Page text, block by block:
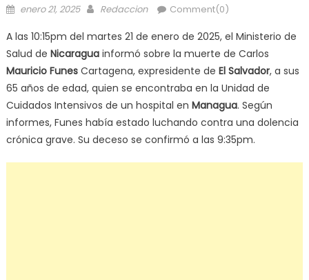
Posted
enero 21, 2025 Author
Redaccion Comment(0)
A las 10:15pm del martes 21 de enero de 2025, el Ministerio de
Salud de Nicaragua informó sobre la muerte de Carlos
Mauricio Funes Cartagena, expresidente de El Salvador, a sus
65 años de edad, quien se encontraba en la Unidad de
Cuidados Intensivos de un hospital en Managua. Según
informes, Funes había estado luchando contra una dolencia
crónica grave. Su deceso se confirmó a las 9:35pm.